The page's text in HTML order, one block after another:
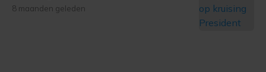
8 maanden geleden